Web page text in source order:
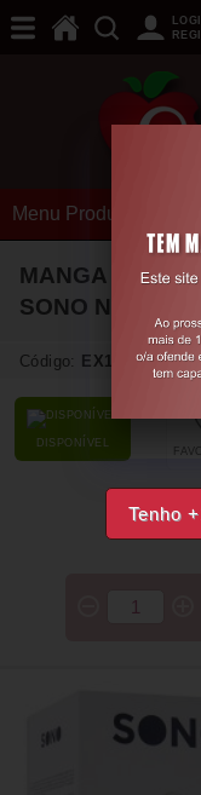
Tenho
Menu Produtos
MANGA COM
SONO Nº36
Código: EX12218
DISPONÍVEL